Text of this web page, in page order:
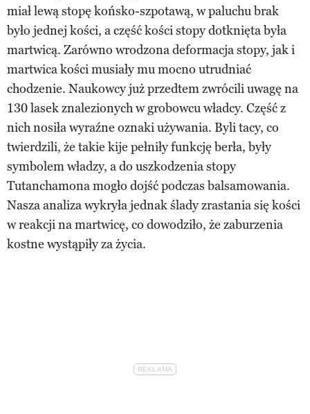
miał lewą stopę końsko-szpotawą, w paluchu brak
było jednej kości, a część kości stopy dotknięta była
martwicą. Zarówno wrodzona deformacja stopy, jak i
martwica kości musiały mu mocno utrudniać
chodzenie. Naukowcy już przedtem zwrócili uwagę na
130 lasek znalezionych w grobowcu władcy. Część z
nich nosiła wyraźne oznaki używania. Byli tacy, co
twierdzili, że takie kije pełniły funkcję berła, były
symbolem władzy, a do uszkodzenia stopy
Tutanchamona mogło dojść podczas balsamowania.
Nasza analiza wykryła jednak ślady zrastania się kości
w reakcji na martwicę, co dowodziło, że zaburzenia
kostne wystąpiły za życia.